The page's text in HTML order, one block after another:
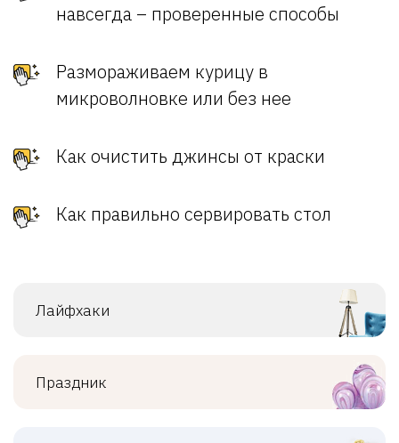
навсегда – проверенные способы
Размораживаем курицу в
микроволновке или без нее
Как очистить джинсы от краски
Как правильно сервировать стол
Лайфхаки
Праздник